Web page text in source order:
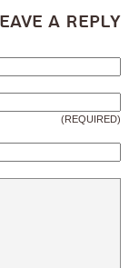
a Reply
(REQUIRED)